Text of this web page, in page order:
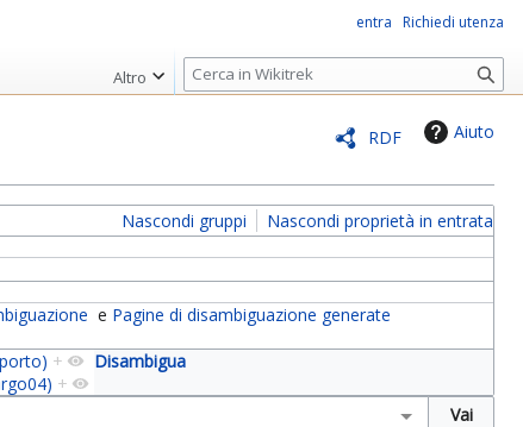
RDF Aiuto
Nascondi gruppi
Nascondi proprietà in entrata
e Pagine di disambiguazione generate
Disambigua
+
+
entra Richiedi utenza
Altro
R
i
r
c
a